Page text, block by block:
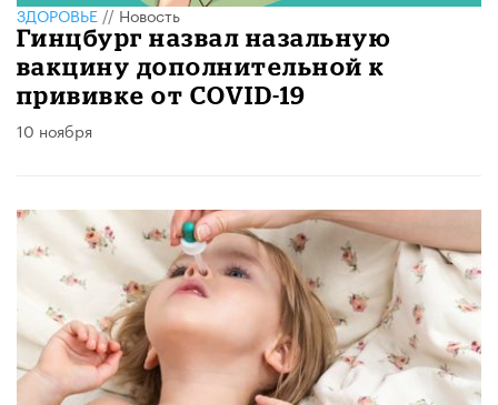
ЗДОРОВЬЕ//Новость
Гинцбург назвал назальную
вакцину дополнительной к
прививке от COVID-19
10 ноября